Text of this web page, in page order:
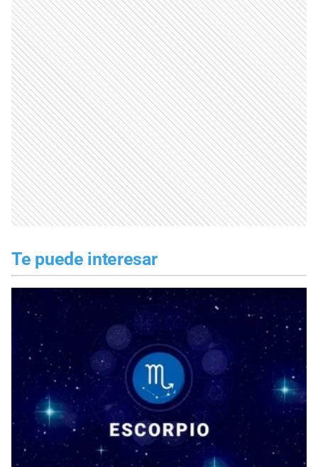
Te puede interesar